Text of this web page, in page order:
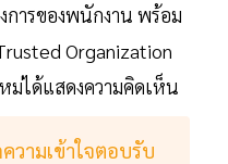
การของพนักงาน พร้อม
Organization
ม่ได้แสดงความคิดเห็น
วามเข้าใจตอบรับ